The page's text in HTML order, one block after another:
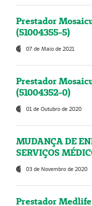
Prestador
(51004355-5)
07 de Maio de 2021
Prestador
(51004352-0)
01 de Outubro de 2020
MUDANÇA DE
SERVIÇOS
03 de Novembro de 2020
Prestador